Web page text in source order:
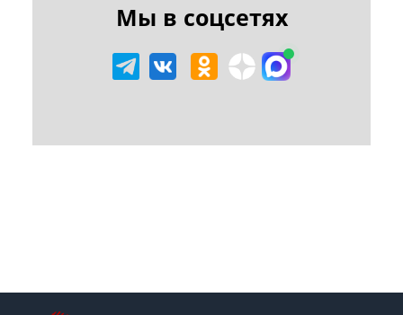
Мы в соцсетях